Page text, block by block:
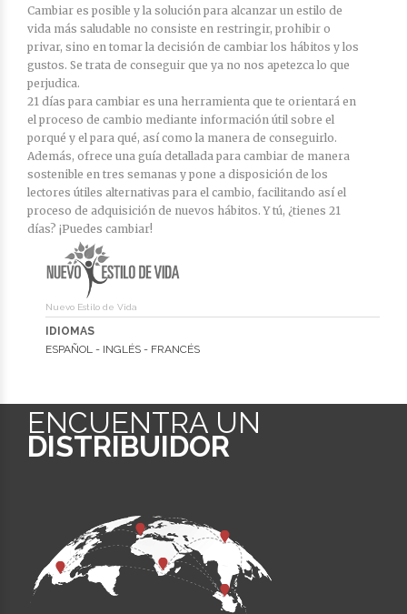
Cambiar es posible y la solución para alcanzar un estilo de
vida más saludable no consiste en restringir, prohibir o
privar, sino en tomar la decisión de cambiar los hábitos y los
gustos. Se trata de conseguir que ya no nos apetezca lo que
perjudica.
21 días para cambiar es una herramienta que te orientará en
el proceso de cambio mediante información útil sobre el
porqué y el para qué, así como la manera de conseguirlo.
Además, ofrece una guía detallada para cambiar de manera
sostenible en tres semanas y pone a disposición de los
lectores útiles alternativas para el cambio, facilitando así el
proceso de adquisición de nuevos hábitos. Y tú, ¿tienes 21
días? ¡Puedes cambiar!
Nuevo Estilo de Vida
IDIOMAS
ESPAÑOL - INGLÉS - FRANCÉS
ENCUENTRA UN
DISTRIBUIDOR